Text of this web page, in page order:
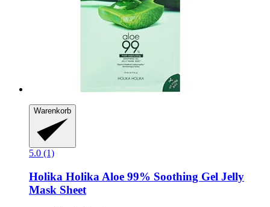
Warenkorb
5.0 (1)
Holika Holika Aloe 99% Soothing Gel Jelly
Mask Sheet